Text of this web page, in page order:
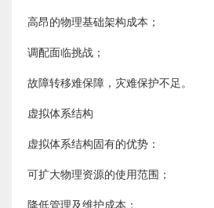
高昂的物理基础架构成本；
调配面临挑战；
故障转移难保障，灾难保护不足。
虚拟体系结构
虚拟体系结构固有的优势：
可扩大物理资源的使用范围；
降低管理及维护成本；